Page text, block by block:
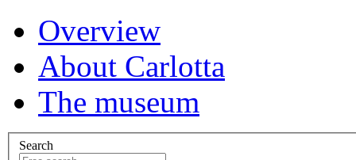
Overview
About Carlotta
The museum
Search